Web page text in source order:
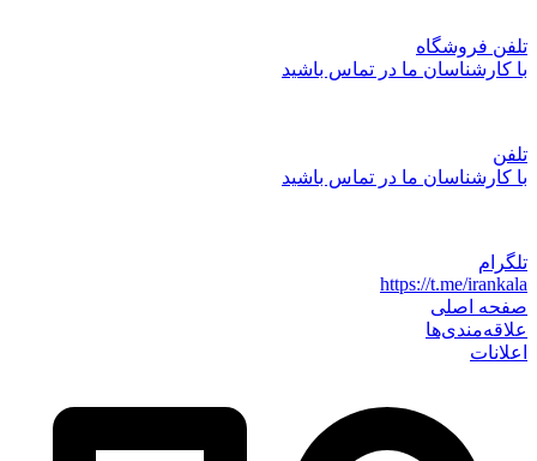
تلفن فروشگاه
با کارشناسان ما در تماس باشید
تلفن
با کارشناسان ما در تماس باشید
تلگرام
https://t.me/irankala
صفحه اصلی
علاقه‌مندی‌ها
اعلانات